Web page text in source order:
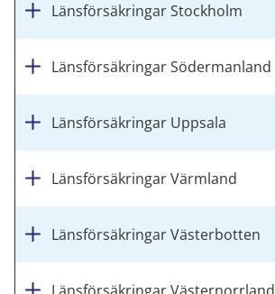
Länsförsäkringar Stockholm
Länsförsäkringar Södermanland
Länsförsäkringar Uppsala
Länsförsäkringar Värmland
Länsförsäkringar Västerbotten